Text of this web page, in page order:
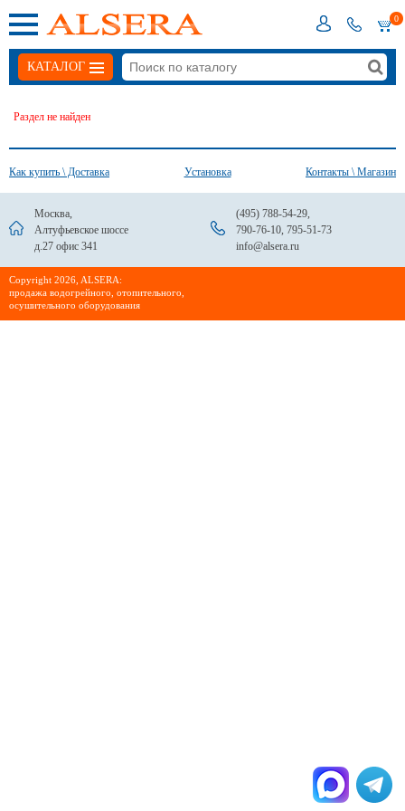
0
КАТАЛОГ
Раздел не найден
Как купить \ Доставка Установка Контакты \ Магазин
Москва,
Алтуфьевское шоссе
д.27 офис 341
(495) 788-54-29,
790-76-10, 795-51-73
info@alsera.ru
Сopyright 2026, ALSERA:
продажа водогрейного, отопительного,
осушительного оборудования